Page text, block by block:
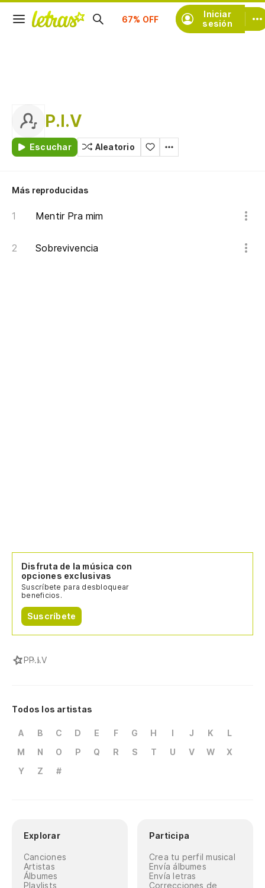
Iniciar
sesión
Suscríbete
P.I.V
Escuchar Aleatorio
Más reproducidas
Mentir Pra mim
Sobrevivencia
Disfruta de la música con
opciones exclusivas
Suscríbete para desbloquear
beneficios.
Suscríbete
PP.I.V
Todos los artistas
A B C D E F G H I J K
L
M
N O P Q R S T U V W
X
Y
Z #
Explorar
Canciones
Artistas
Álbumes
Playlists
Participa
Crea tu perfil musical
Envía álbumes
Envía letras
Correcciones de